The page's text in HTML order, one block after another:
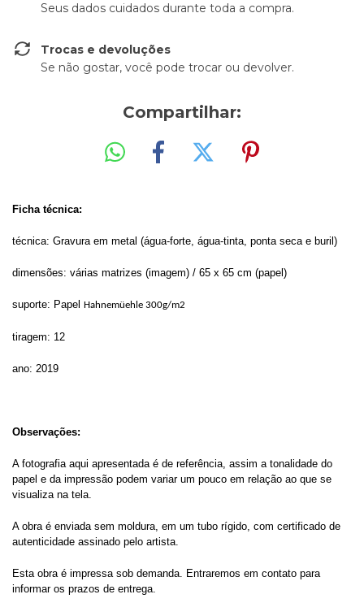
Seus dados cuidados durante toda a compra.
Trocas e devoluções
Se não gostar, você pode trocar ou devolver.
Compartilhar:
Ficha técnica:
técnica: Gravura em metal (água-forte, água-tinta, ponta seca e buril)
dimensões: várias matrizes (imagem) / 65 x 65 cm (papel)
suporte: Papel Hahnemüehle 300g/m2
tiragem: 12
ano: 2019
Observações:
A fotografia aqui apresentada é de referência, assim a tonalidade do
papel e da impressão podem variar um pouco em relação ao que se
visualiza na tela.
A obra é enviada sem moldura, em um tubo rígido, com certificado de
autenticidade assinado pelo artista.
Esta obra é impressa sob demanda. Entraremos em contato para
informar os prazos de entrega.